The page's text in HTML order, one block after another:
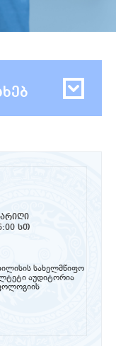
სთ
სახელმწიფო
აუდიტორია